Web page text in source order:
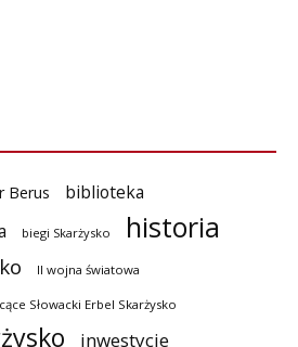
Berus
biblioteka
biegi Skarżysko historia
II wojna światowa
Słowacki Erbel Skarżysko
inwestycje